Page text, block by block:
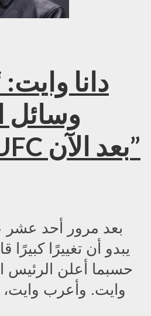
دانا
وسائل
تصنيفات UFC بعد الآن”
بعد مرور أحد عشر
يبدو أن تغييرًا
وايت. وأعرب